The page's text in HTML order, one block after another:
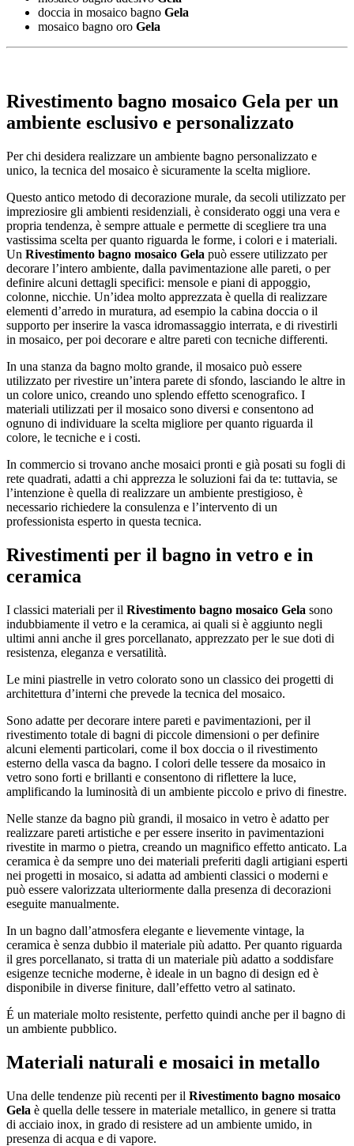
doccia in mosaico bagno Gela
mosaico bagno oro Gela
Rivestimento bagno mosaico Gela per un
ambiente esclusivo e personalizzato
Per chi desidera realizzare un ambiente bagno personalizzato e
unico, la tecnica del mosaico è sicuramente la scelta migliore.
Questo antico metodo di decorazione murale, da secoli utilizzato per
impreziosire gli ambienti residenziali, è considerato oggi una vera e
propria tendenza, è sempre attuale e permette di scegliere tra una
vastissima scelta per quanto riguarda le forme, i colori e i materiali.
Un Rivestimento bagno mosaico Gela può essere utilizzato per
decorare l’intero ambiente, dalla pavimentazione alle pareti, o per
definire alcuni dettagli specifici: mensole e piani di appoggio,
colonne, nicchie. Un’idea molto apprezzata è quella di realizzare
elementi d’arredo in muratura, ad esempio la cabina doccia o il
supporto per inserire la vasca idromassaggio interrata, e di rivestirli
in mosaico, per poi decorare e altre pareti con tecniche differenti.
In una stanza da bagno molto grande, il mosaico può essere
utilizzato per rivestire un’intera parete di sfondo, lasciando le altre in
un colore unico, creando uno splendo effetto scenografico. I
materiali utilizzati per il mosaico sono diversi e consentono ad
ognuno di individuare la scelta migliore per quanto riguarda il
colore, le tecniche e i costi.
In commercio si trovano anche mosaici pronti e già posati su fogli di
rete quadrati, adatti a chi apprezza le soluzioni fai da te: tuttavia, se
l’intenzione è quella di realizzare un ambiente prestigioso, è
necessario richiedere la consulenza e l’intervento di un
professionista esperto in questa tecnica.
Rivestimenti per il bagno in vetro e in
ceramica
I classici materiali per il Rivestimento bagno mosaico Gela sono
indubbiamente il vetro e la ceramica, ai quali si è aggiunto negli
ultimi anni anche il gres porcellanato, apprezzato per le sue doti di
resistenza, eleganza e versatilità.
Le mini piastrelle in vetro colorato sono un classico dei progetti di
architettura d’interni che prevede la tecnica del mosaico.
Sono adatte per decorare intere pareti e pavimentazioni, per il
rivestimento totale di bagni di piccole dimensioni o per definire
alcuni elementi particolari, come il box doccia o il rivestimento
esterno della vasca da bagno. I colori delle tessere da mosaico in
vetro sono forti e brillanti e consentono di riflettere la luce,
amplificando la luminosità di un ambiente piccolo e privo di finestre.
Nelle stanze da bagno più grandi, il mosaico in vetro è adatto per
realizzare pareti artistiche e per essere inserito in pavimentazioni
rivestite in marmo o pietra, creando un magnifico effetto anticato. La
ceramica è da sempre uno dei materiali preferiti dagli artigiani esperti
nei progetti in mosaico, si adatta ad ambienti classici o moderni e
può essere valorizzata ulteriormente dalla presenza di decorazioni
eseguite manualmente.
In un bagno dall’atmosfera elegante e lievemente vintage, la
ceramica è senza dubbio il materiale più adatto. Per quanto riguarda
il gres porcellanato, si tratta di un materiale più adatto a soddisfare
esigenze tecniche moderne, è ideale in un bagno di design ed è
disponibile in diverse finiture, dall’effetto vetro al satinato.
É un materiale molto resistente, perfetto quindi anche per il bagno di
un ambiente pubblico.
Materiali naturali e mosaici in metallo
Una delle tendenze più recenti per il Rivestimento bagno mosaico
Gela è quella delle tessere in materiale metallico, in genere si tratta
di acciaio inox, in grado di resistere ad un ambiente umido, in
presenza di acqua e di vapore.